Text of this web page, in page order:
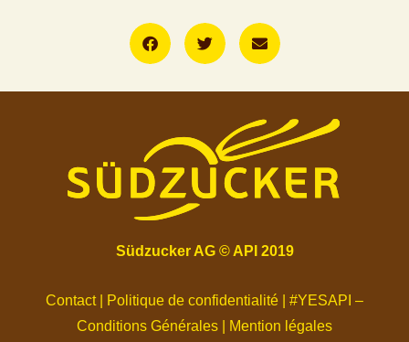
Südzucker AG ©API 2019
Contact| Politique de confidentialité
#YESAPI –
Conditions Générales
Mention légales